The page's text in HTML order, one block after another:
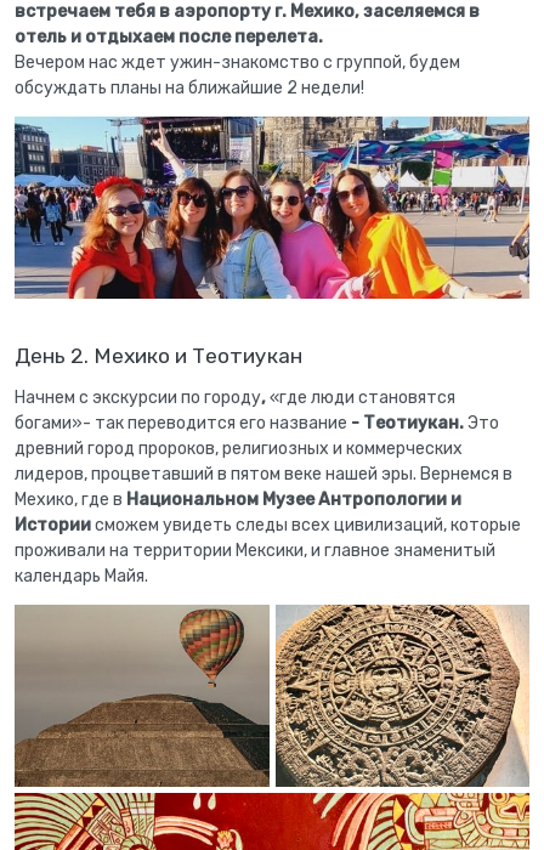
встречаем тебя в аэропорту г. Мехико, заселяемся в
отель и отдыхаем после перелета.
Вечером нас ждет ужин-знакомство с группой, будем
обсуждать планы на ближайшие 2 недели!
День 2. Мехико и Теотиукан
Начнем с экскурсии по городу,«где люди становятся
богами»- так переводится его название - Теотиукан.Это
древний город пророков, религиозных и коммерческих
лидеров, процветавший в пятом веке нашей эры. Вернемся в
Мехико, где в Национальном Музее Антропологии и
Историисможем увидеть следы всех цивилизаций, которые
проживали на территории Мексики, и главное знаменитый
календарь Майя.